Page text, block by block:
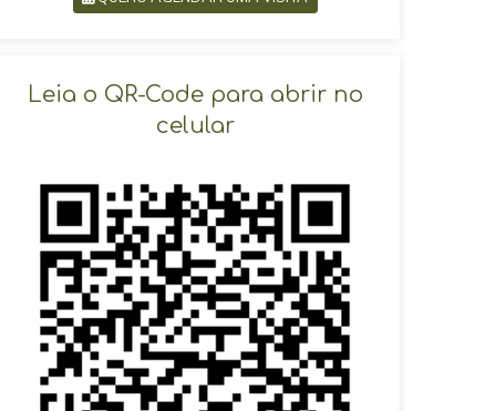
VOLTAR
Leia o QR-Code para abrir no
celular